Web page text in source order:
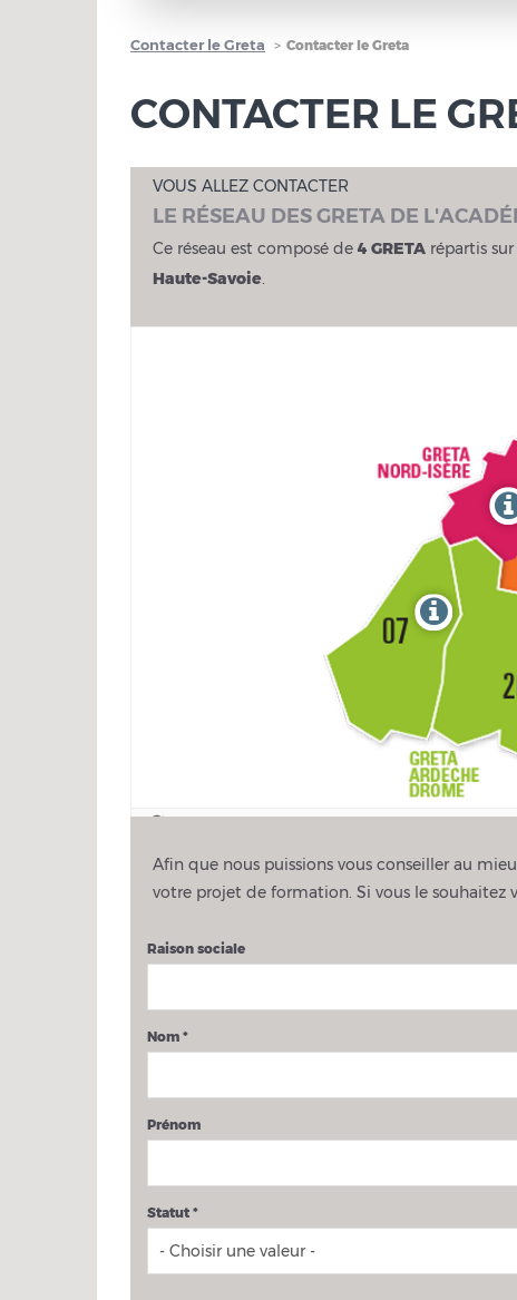
Contacter le Greta Contacter le Greta
CONTACTER LE
VOUS ALLEZ CONTACTER
LE RÉSEAU DES GRETA DE
Ce réseau est composé de 4 GRETA répartis
Haute-Savoie.
Afin que nous puissions vous conseiller au
votre projet de formation. Si vous le souhaitez
Raison sociale
Nom *
Prénom
Statut *